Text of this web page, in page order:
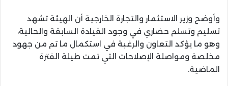
وأوضح وزير الاستثمار والتجارة الخارجية أن الهيئة تشهد
تسليم وتسلم حضاري في وجود القيادة السابقة والحالية،
وهو ما يؤكد التعاون والرغبة في استكمال ما تم من جهود
مخلصة ومواصلة الإصلاحات التي تمت طيلة الفترة
الماضية.